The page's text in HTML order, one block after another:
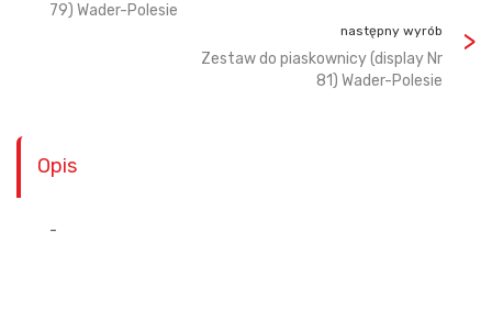
79) Wader-Polesie
następny wyrób
Zestaw do piaskownicy (display Nr
81) Wader-Polesie
Opis
-